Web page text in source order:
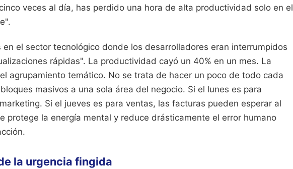
veces al día, has perdido una hora de alta productividad solo en el
en el sector tecnológico donde los desarrolladores eran interrumpidos
rápidas". La productividad cayó un 40% en un mes. La
agrupamiento temático. No se trata de hacer un poco de todo cada
masivos a una sola área del negocio. Si el lunes es para
Si el jueves es para ventas, las facturas pueden esperar al
protege la energía mental y reduce drásticamente el error humano
la urgencia fingida